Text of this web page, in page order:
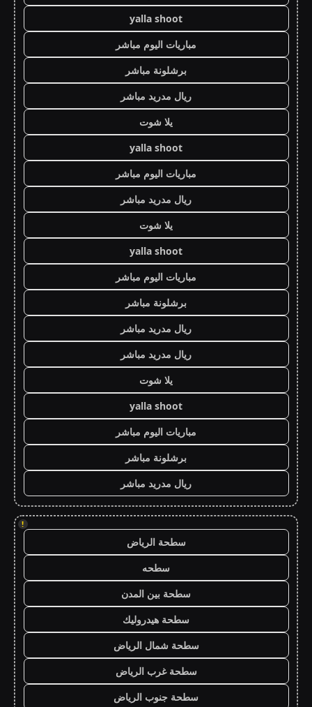
yalla shoot
مباريات اليوم مباشر
برشلونة مباشر
ريال مدريد مباشر
يلا شوت
yalla shoot
مباريات اليوم مباشر
ريال مدريد مباشر
يلا شوت
yalla shoot
مباريات اليوم مباشر
برشلونة مباشر
ريال مدريد مباشر
ريال مدريد مباشر
يلا شوت
yalla shoot
مباريات اليوم مباشر
برشلونة مباشر
ريال مدريد مباشر
!
سطحة الرياض
سطحه
سطحة بين المدن
سطحة هيدروليك
سطحة شمال الرياض
سطحة غرب الرياض
سطحة جنوب الرياض